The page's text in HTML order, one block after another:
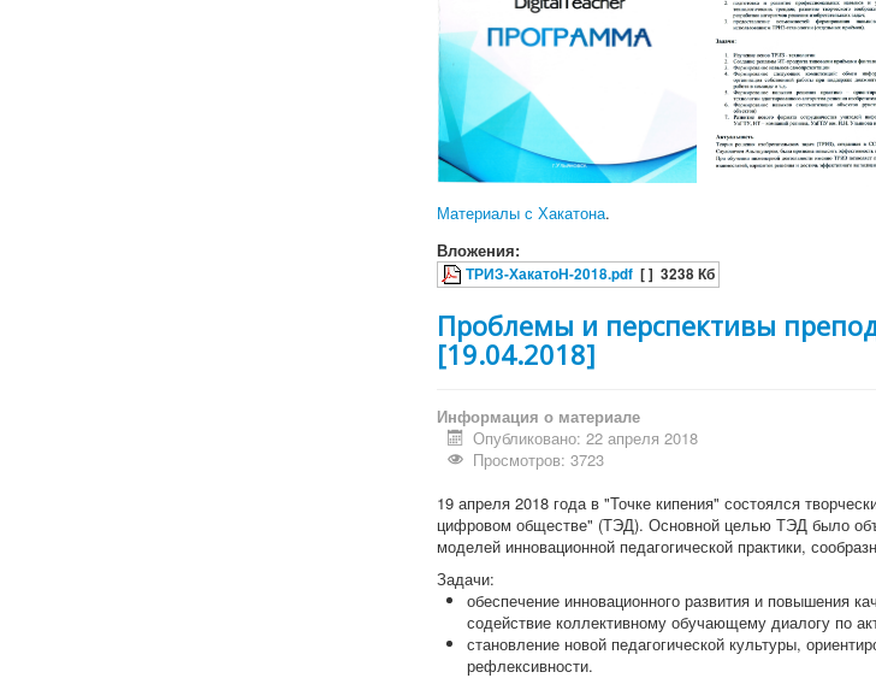
Материалы с Хакатона.
Вложения:
ТРИЗ-ХакатоН-2018.pdf [ ] 3238 Кб
Проблемы и перспективы
[19.04.2018]
Информация о материале
Опубликовано: 22 апреля 2018
Просмотров: 3723
19 апреля 2018 года в "Точке кипения" состоялся
цифровом обществе" (ТЭД). Основной целью ТЭД было
моделей инновационной педагогической практики,
Задачи:
обеспечение инновационного развития и повышения
содействие коллективному обучающему диалогу по
становление новой педагогической культуры,
рефлексивности.